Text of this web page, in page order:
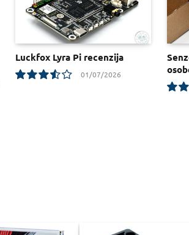
Luckfox Lyra Pi recenzija
01/07/2026